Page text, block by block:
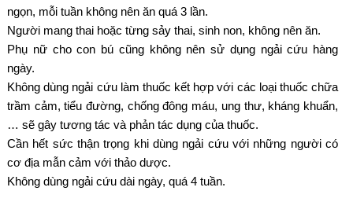
ngọn, mỗi tuần không nên ăn quá 3 lần.
Người mang thai hoặc từng sảy thai, sinh non, không nên ăn.
Phụ nữ cho con bú cũng không nên sử dụng ngải cứu hàng
ngày.
Không dùng ngải cứu làm thuốc kết hợp với các loại thuốc chữa
trầm cảm, tiểu đường, chống đông máu, ung thư, kháng khuẩn,
… sẽ gây tương tác và phản tác dụng của thuốc.
Cần hết sức thận trọng khi dùng ngải cứu với những người có
cơ địa mẫn cảm với thảo dược.
Không dùng ngải cứu dài ngày, quá 4 tuần.